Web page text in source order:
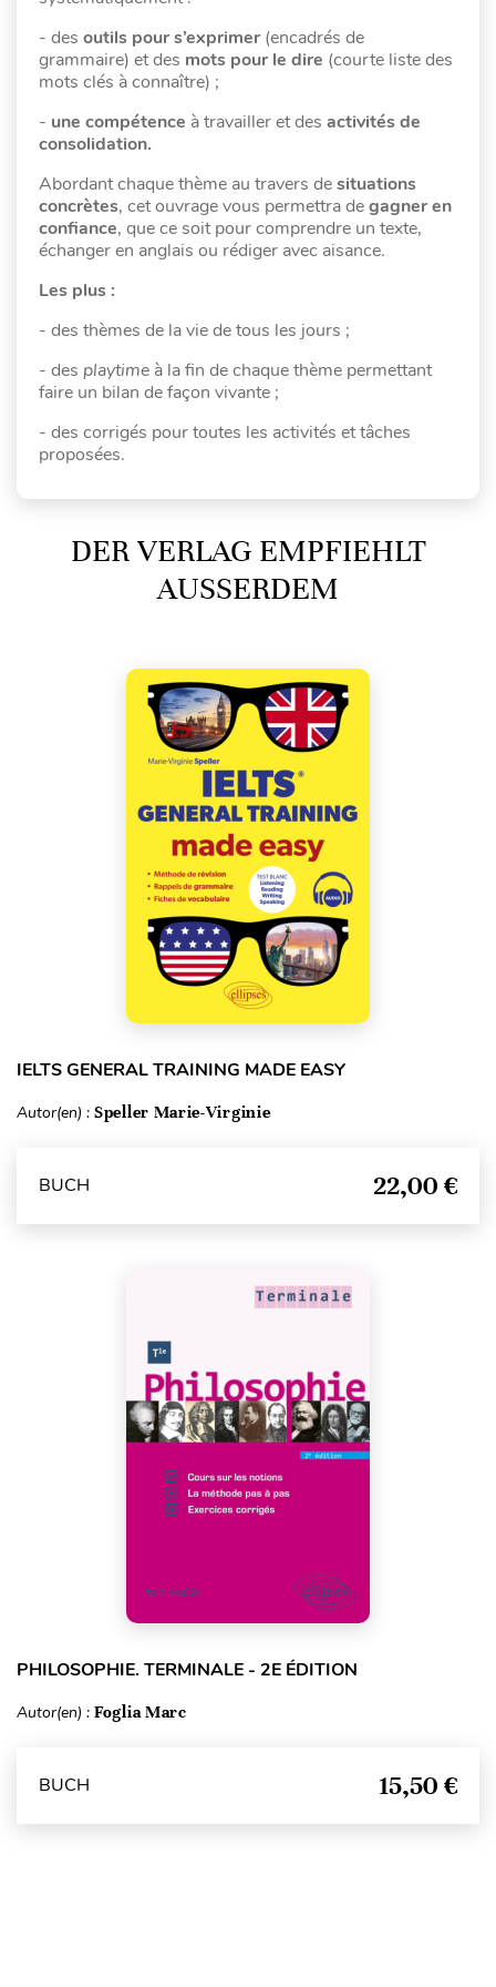
- des outils pour s’exprimer(encadrés de
grammaire) et des mots pour le dire (courte liste des
mots clés à connaître) ;
- une compétence à travailler et des activités de
consolidation.
Abordant chaque thème au travers desituations
concrètes, cet ouvragevous permettra degagner en
confiance, que ce soit pour comprendre un texte,
échanger en anglais ou rédiger avec aisance.
Les plus :
- des thèmes de la vie de tous les jours ;
- des playtime à la fin de chaque thème permettant
faire un bilan de façon vivante ;
- des corrigés pour toutes les activités et tâches
proposées.
DER VERLAG EMPFIEHLT
AUSSERDEM
IELTS GENERAL TRAINING MADE EASY
Autor(en) : Speller Marie-Virginie
BUCH 22,00 €
PHILOSOPHIE. TERMINALE - 2E ÉDITION
Autor(en) : Foglia Marc
BUCH 15,50 €